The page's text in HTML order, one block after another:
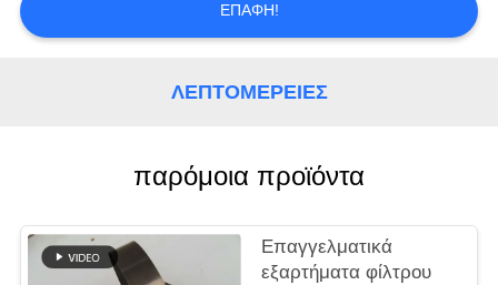
ΜΑΣ
ΕΙΔΉΣΕΙΣ
ΕΠΑΦΉ!
ΛΕΠΤΟΜΈΡΕΙΕΣ
παρόμοια προϊόντα
Επαγγελματικά
εξαρτήματα φίλτρου